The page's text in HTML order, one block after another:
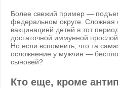
Более свежий пример —
федеральном округе. Сложная
вакцинацией детей в тот
достаточной иммунной
Но если вспомнить, что та
осложнение у мужчин —
сыновей?
Кто еще, кроме